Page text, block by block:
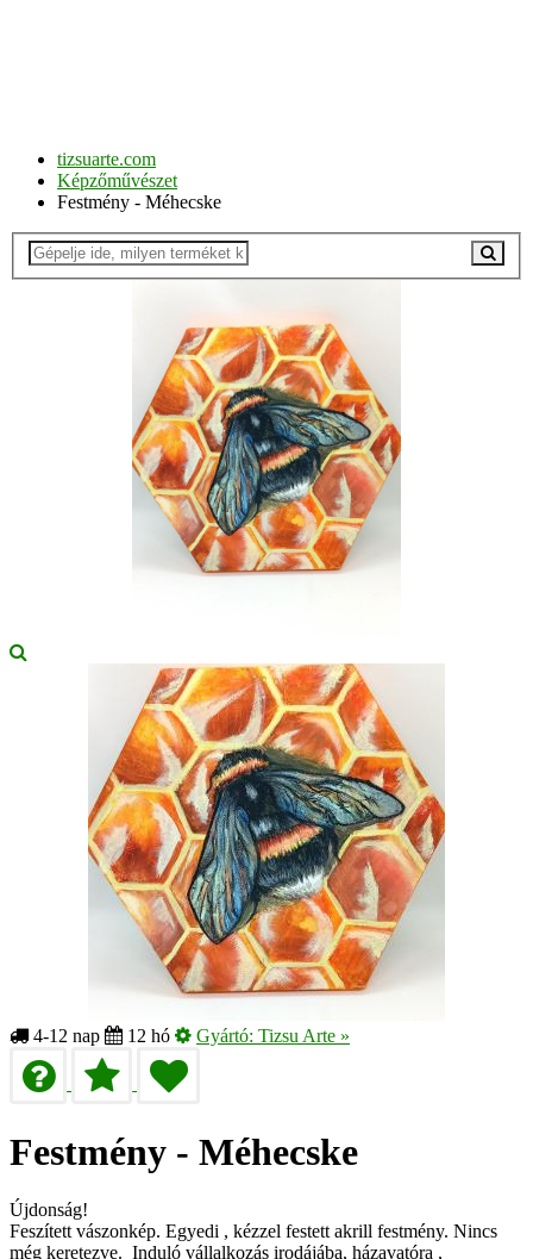
tizsuarte.com
Képzőművészet
Festmény - Méhecske
4-12 nap 12 hó Gyártó: Tizsu Arte »
Festmény - Méhecske
Újdonság!
Feszített vászonkép. Egyedi , kézzel festett akrill festmény. Nincs
még keretezve. Induló vállalkozás irodájába, házavatóra ,